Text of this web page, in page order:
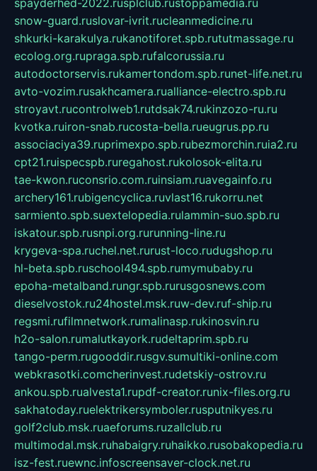
spayderhed-2022.rusplclub.rustoppamedia.ru
snow-guard.ruslovar-ivrit.rucleanmedicine.ru
shkurki-karakulya.rukanotiforet.spb.rututmassage.ru
ecolog.org.rupraga.spb.rufalcorussia.ru
autodoctorservis.rukamertondom.spb.runet-life.net.ru
avto-vozim.rusakhcamera.rualliance-electro.spb.ru
stroyavt.rucontrolweb1.rutdsak74.rukinzozo-ru.ru
kvotka.ruiron-snab.rucosta-bella.rueugrus.pp.ru
associaciya39.ruprimexpo.spb.rubezmorchin.ruia2.ru
cpt21.ruispecspb.ruregahost.rukolosok-elita.ru
tae-kwon.ruconsrio.com.ruinsiam.ruavegainfo.ru
archery161.rubigencyclica.ruvlast16.rukorru.net
sarmiento.spb.suextelopedia.rulammin-suo.spb.ru
iskatour.spb.rusnpi.org.rurunning-line.ru
krygeva-spa.ruchel.net.rurust-loco.rudugshop.ru
hl-beta.spb.ruschool494.spb.rumymubaby.ru
epoha-metalband.rungr.spb.rurusgosnews.com
dieselvostok.ru24hostel.msk.ruw-dev.ruf-ship.ru
regsmi.rufilmnetwork.rumalinasp.rukinosvin.ru
h2o-salon.rumalutkayork.rudeltaprim.spb.ru
tango-perm.rugooddir.rusgv.sumultiki-online.com
webkrasotki.comcherinvest.rudetskiy-ostrov.ru
ankou.spb.rualvesta1.rupdf-creator.runix-files.org.ru
sakhatoday.ruelektrikersymboler.rusputnikyes.ru
golf2club.msk.ruaeforums.ruzallclub.ru
multimodal.msk.ruhabaigry.ruhaikko.rusobakopedia.ru
isz-fest.ruewnc.infoscreensaver-clock.net.ru